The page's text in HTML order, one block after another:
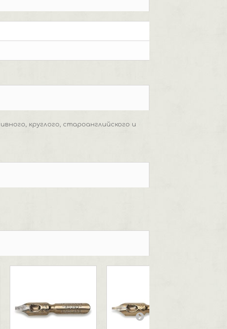
круглого, староанглийского и